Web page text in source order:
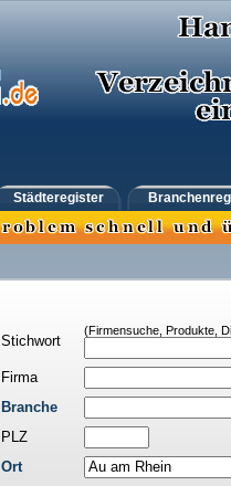
Städteregister
Stichwort
(Firmensuche, Produkte,
Firma
Branche
PLZ
Ort